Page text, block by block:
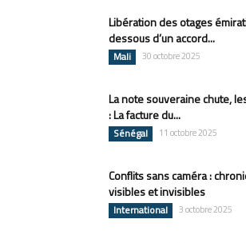
Libération des otages
dessous d’un accord...
Mali 30 octobre 2025
La note souveraine chute,
: La facture du...
Sénégal 11 octobre 2025
Conflits sans caméra :
visibles et invisibles
International 3 octobre 2025